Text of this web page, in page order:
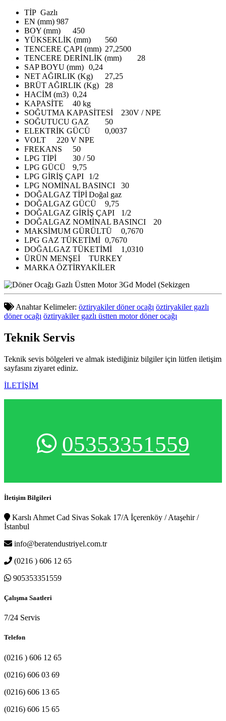
TİP Gazlı
EN (mm) 987
BOY (mm)
450
YÜKSEKLİK (mm)
560
TENCERE ÇAPI (mm) 27,2500
TENCERE DERİNLİK (mm)
28
SAP BOYU (mm) 0,24
NET AĞIRLIK (Kg)
27,25
BRÜT AĞIRLIK (Kg)
28
HACİM (m3) 0,24
KAPASİTE
40 kg
SOĞUTMA KAPASİTESİ
230V / NPE
SOĞUTUCU GAZ
50
ELEKTRİK GÜCÜ
0,0037
VOLT
220 V NPE
FREKANS
50
LPG TİPİ
30 / 50
LPG GÜCÜ
9,75
LPG GİRİŞ ÇAPI
1/2
LPG NOMİNAL BASINCI
30
DOĞALGAZ TİPİDoğal gaz
DOĞALGAZ GÜCÜ
9,75
DOĞALGAZ GİRİŞ ÇAPI
1/2
DOĞALGAZ NOMİNAL BASINCI
20
MAKSİMUM GÜRÜLTÜ
0,7670
LPG GAZ TÜKETİMİ 0,7670
DOĞALGAZ TÜKETİMİ
1,0310
ÜRÜN MENŞEİ
TURKEY
MARKA ÖZTİRYAKİLER
Anahtar Kelimeler: öztiryakiler döner ocağı öztiryakiler gazlı
döner ocağı öztiryakiler gazlı üstten motor döner ocağı
Teknik Servis
Teknik sevis bölgeleri ve almak istediğiniz bilgiler için lütfen iletişim
sayfasını ziyaret ediniz.
İLETİŞİM
05353351559
İletişim Bilgileri
Karslı Ahmet Cad Sivas Sokak 17/A İçerenköy / Ataşehir /
İstanbul
info@beratendustriyel.com.tr
(0216 ) 606 12 65
905353351559
Çalışma Saatleri
7/24 Servis
Telefon
(0216 ) 606 12 65
(0216) 606 03 69
(0216) 606 13 65
(0216) 606 15 65